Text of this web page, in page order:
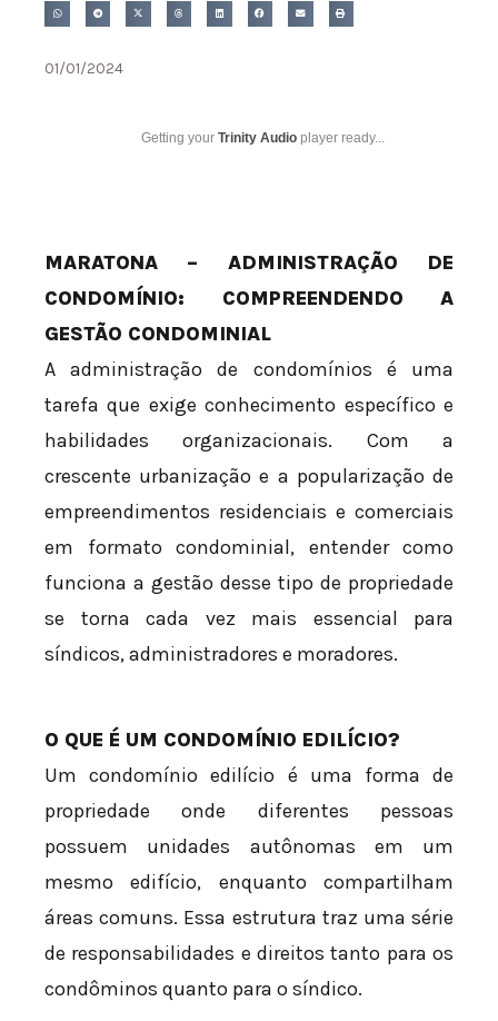
01/01/2024
Getting your Trinity Audio player ready...
MARATONA – ADMINISTRAÇÃO DE
CONDOMÍNIO: COMPREENDENDO A
GESTÃO CONDOMINIAL
A administração de condomínios é uma
tarefa que exige conhecimento específico e
habilidades organizacionais. Com a
crescente urbanização e a popularização de
empreendimentos residenciais e comerciais
em formato condominial, entender como
funciona a gestão desse tipo de propriedade
se torna cada vez mais essencial para
síndicos, administradores e moradores.
O QUE É UM CONDOMÍNIO EDILÍCIO?
Um condomínio edilício é uma forma de
propriedade onde diferentes pessoas
possuem unidades autônomas em um
mesmo edifício, enquanto compartilham
áreas comuns. Essa estrutura traz uma série
de responsabilidades e direitos tanto para os
condôminos quanto para o síndico.